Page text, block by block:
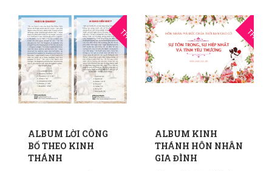
10
THG10
ALBUM LỜI CÔNG
BỐ THEO KINH
THÁNH
THG10
ALBUM KINH
THÁNH HÔN NHÂN
GIA ĐÌNH